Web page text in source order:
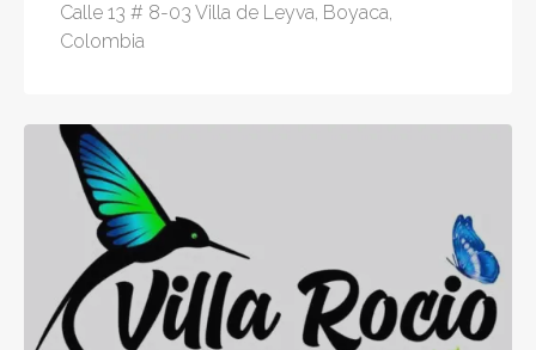
Calle 13 # 8-03 Villa de Leyva, Boyaca,
Colombia